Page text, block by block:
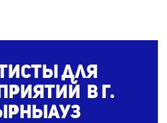
для
в г.